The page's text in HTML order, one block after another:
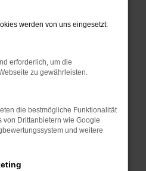
Seiten
die Seite in einem
in einem privaten
helfen, vorübergehende
dem neuesten Stand
werden von uns eingesetzt:
erforderlich, um die
zu gewährleisten.
die bestmögliche Funktionalität
von Drittanbietern wie Google
und weitere